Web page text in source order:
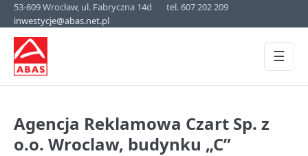
53-609 Wrocław, ul. Fabryczna 14d
tel. 607 202 209
inwestycje@abas.net.pl
☰
Agencja Reklamowa Czart Sp. z
o.o. Wroclaw, budynku „C”